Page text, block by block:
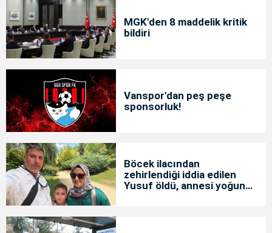
MGK'den 8 maddelik kritik
bildiri
Vanspor'dan peş peşe
sponsorluk!
Böcek ilacından
zehirlendiği iddia edilen
Yusuf öldü, annesi yoğun